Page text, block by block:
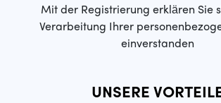
Mit der Registrierung erklären Sie
Verarbeitung Ihrer
einverstanden
UNSERE